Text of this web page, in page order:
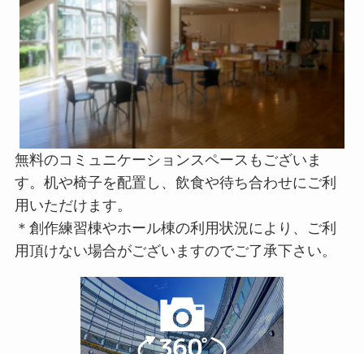
無料のコミュニケーションスペースもございま
す。机や椅子を配置し、飲食や待ち合わせにご利
用いただけます。
＊創作練習棟やホール棟の利用状況により、ご利
用頂けない場合がございますのでご了承下さい。